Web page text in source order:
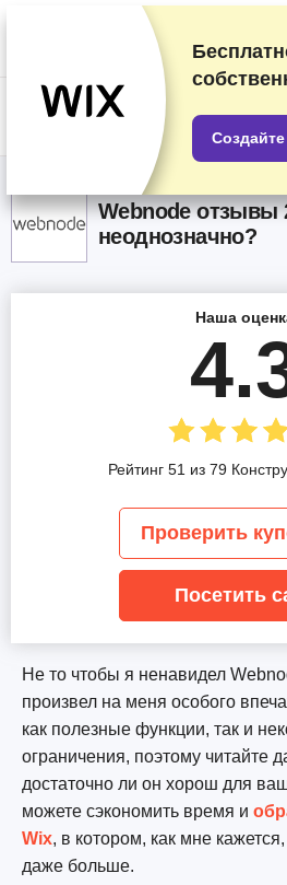
Мы оцениваем продавцов по
и изучения, а также учитываем ваши
соглашения с провайдерами. На данной
Раскрытие
Webnode oтзывы
неоднозначно?
Не то чтобы я ненавидел
произвел на меня особого
как полезные функции, так и
ограничения, поэтому читайте
достаточно ли он хорош для
можете сэкономить время и
Wix, в котором, как мне
даже больше.
Наша
Рейтинг 51 из 79
Проверить
Посетить